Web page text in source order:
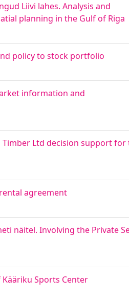
Liivi lahes. Analysis and
planning in the Gulf of Riga
policy to stock portfolio
information and
Ltd decision support for
agreement
näitel. Involving the Private
Sports Center